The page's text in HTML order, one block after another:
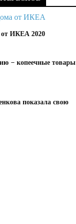
от ИКЕА 2020
− копеечные товары
показала свою